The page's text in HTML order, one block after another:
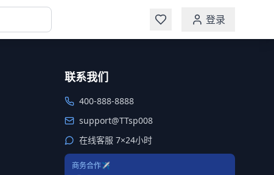
登录
联系我们
400-888-8888
support@TTsp008
在线客服 7×24小时
商务合作✈️